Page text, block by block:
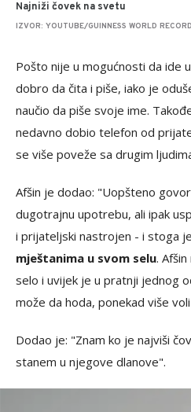
Najniži čovek na svetu
IZVOR: YOUTUBE/GUINNESS WORLD
Pošto nije u mogućnosti da ide
dobro da čita i piše, iako je
naučio da piše svoje ime.
nedavno dobio telefon od
se više poveže sa drugim
Afšin je dodao: "Uopšteno
dugotrajnu upotrebu, ali ipak
i prijateljski nastrojen - i stoga je
mještanima u svom selu.
selo i uvijek je u pratnji jednog
može da hoda, ponekad više
Dodao je: "Znam ko je najviši
stanem u njegove dlanove".